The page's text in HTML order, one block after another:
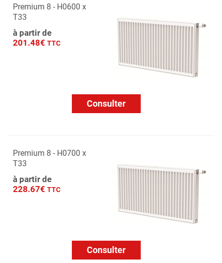
Premium 8 - H0600 x
T33
à partir de
201.48€ TTC
Consulter
Premium 8 - H0700 x
T33
à partir de
228.67€ TTC
Consulter